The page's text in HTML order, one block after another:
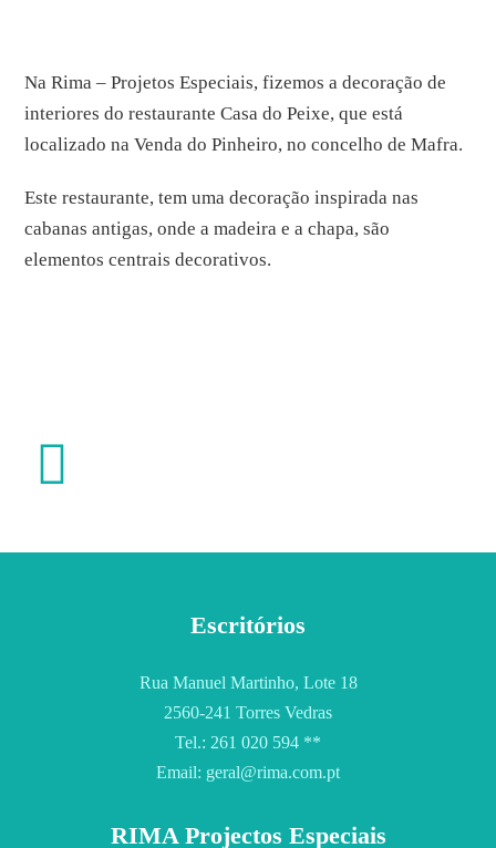
Na Rima – Projetos Especiais, fizemos a decoração de
interiores do restaurante Casa do Peixe, que está
localizado na Venda do Pinheiro, no concelho de Mafra.
Este restaurante, tem uma decoração inspirada nas
cabanas antigas, onde a madeira e a chapa, são
elementos centrais decorativos.
Escritórios
Rua Manuel Martinho, Lote 18
2560-241 Torres Vedras
Tel.: 261 020 594 **
Email: geral@rima.com.pt
RIMA Projectos Especiais